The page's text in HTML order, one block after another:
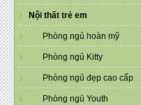
Nội thất trẻ em
Phòng ngủ hoàn mỹ
Phòng ngủ Kitty
Phòng ngủ đẹp cao cấp
Phòng ngủ Youth